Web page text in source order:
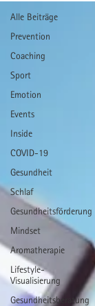
Alle Beiträge
Prevention
Coaching
Sport
Emotion
Events
Inside
COVID-19
Gesundheit
Schlaf
Gesundheitsförderung
Mindset
Aromatherapie
Lifestyle-
Visualisierung
Gesundheitsberatung